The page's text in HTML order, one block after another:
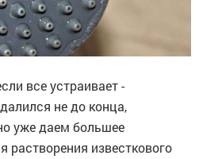
все устраивает -
не до конца,
уже даем большее
растворения известкового